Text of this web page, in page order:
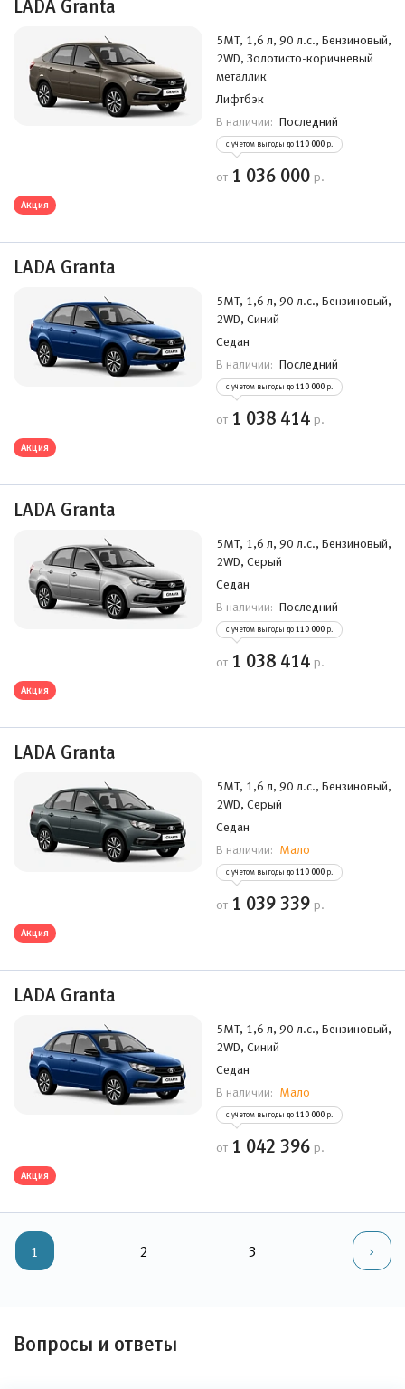
LADA Granta
5MT, 1,6 л, 90 л.с., Бензиновый,
2WD, Золотисто-коричневый
металлик
Лифтбэк
В наличии: Последний
с учетом выгоды до 110 000 р.
от 1 036 000 р.
Акция
LADA Granta
5MT, 1,6 л, 90 л.с., Бензиновый,
2WD, Синий
Седан
В наличии: Последний
с учетом выгоды до 110 000 р.
от 1 038 414 р.
Акция
LADA Granta
5MT, 1,6 л, 90 л.с., Бензиновый,
2WD, Серый
Седан
В наличии: Последний
с учетом выгоды до 110 000 р.
от 1 038 414 р.
Акция
LADA Granta
5MT, 1,6 л, 90 л.с., Бензиновый,
2WD, Серый
Седан
В наличии: Мало
с учетом выгоды до 110 000 р.
от 1 039 339 р.
Акция
LADA Granta
5MT, 1,6 л, 90 л.с., Бензиновый,
2WD, Синий
Седан
В наличии: Мало
с учетом выгоды до 110 000 р.
от 1 042 396 р.
Акция
1 2 3
Вопросы и ответы